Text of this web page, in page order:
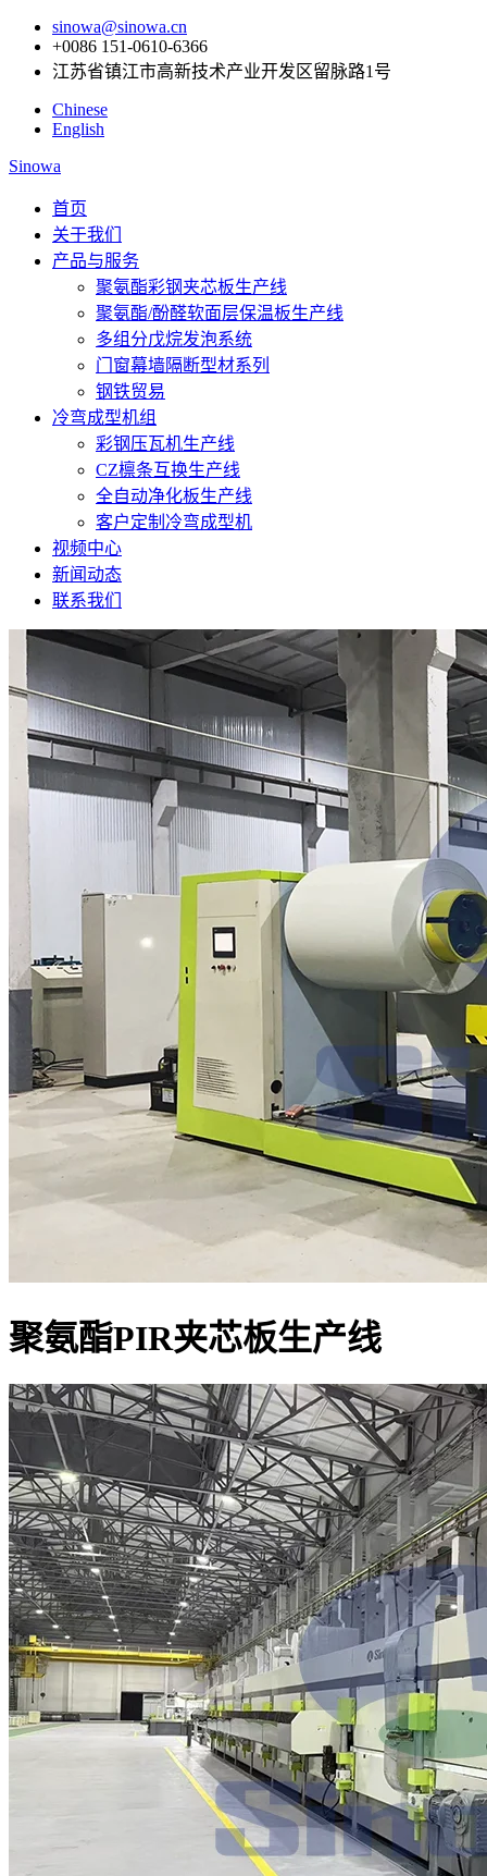
sinowa@sinowa.cn
+0086 151-0610-6366
江苏省镇江市高新技术产业开发区留脉路1号
Chinese
English
Sinowa
首页
关于我们
产品与服务
聚氨酯彩钢夹芯板生产线
聚氨酯/酚醛软面层保温板生产线
多组分戊烷发泡系统
门窗幕墙隔断型材系列
钢铁贸易
冷弯成型机组
彩钢压瓦机生产线
CZ檩条互换生产线
全自动净化板生产线
客户定制冷弯成型机
视频中心
新闻动态
联系我们
聚氨酯PIR夹芯板生产线